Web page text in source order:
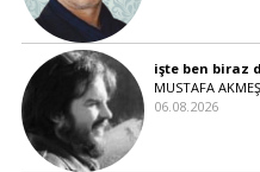
işte ben biraz
MUSTAFA
06.08.2026